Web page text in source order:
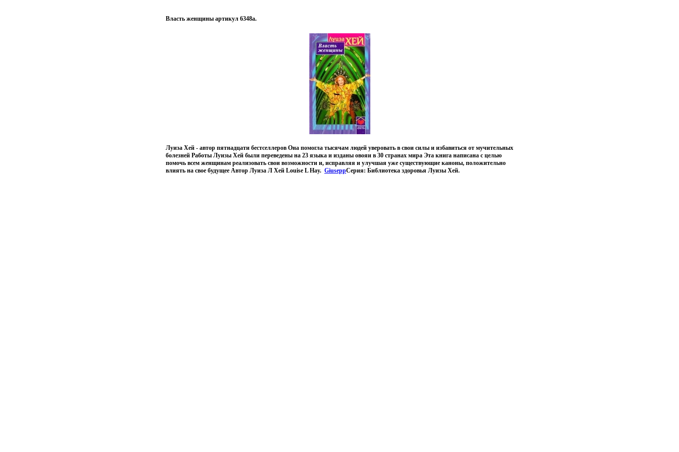
Власть женщины артикул 6348a.
Луиза Хей - автор пятнадцати бестселлеров Она помогла тысячам людей уверовать в свои силы и избавиться от мучительных
болезней Работы Луизы Хей были переведены на 23 языка и изданы овояи в 30 странах мира Эта книга написана с целью
помочь всем женщинам реализовать свои возможности и, исправляя и улучшая уже существующие каноны, положительно
влиять на свое будущее Автор Луиза Л Хей Louise L Hay. GiuseppСерия: Библиотека здоровья Луизы Хей.